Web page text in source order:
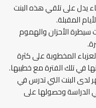
يدل على تلقي هذه البنت
المقبلة.
الأحزان والهموم
المخطوبة على كثرة
في تلك الفترة مع خطيبها.
لدى البنت التي تدرس في
الدراسة وحصولها على